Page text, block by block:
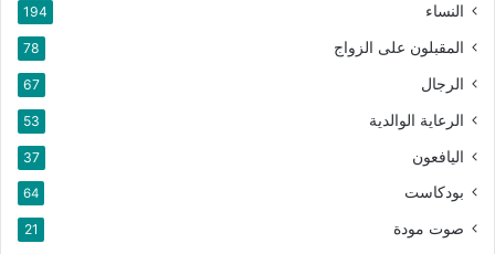
النساء 194
المقبلون على الزواج 78
الرجال 67
الرعاية الوالدية 53
اليافعون 37
بودكاست 64
صوت مودة 21